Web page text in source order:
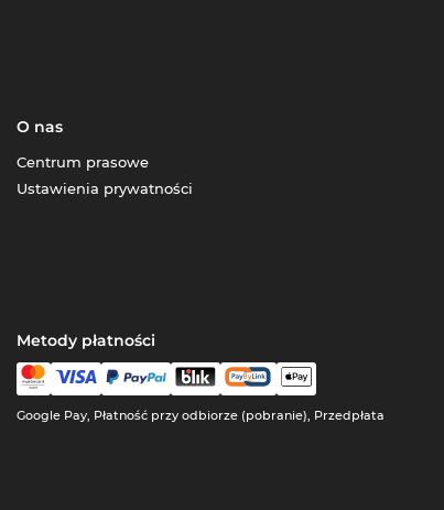
O nas
Centrum prasowe
Ustawienia prywatności
Metody płatności
Google Pay, Płatność przy odbiorze (pobranie), Przedpłata